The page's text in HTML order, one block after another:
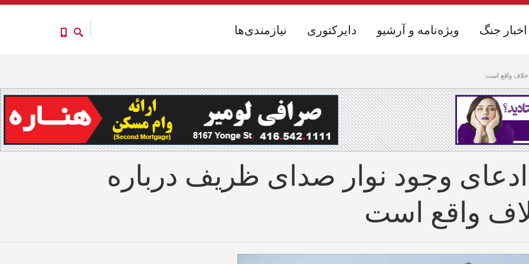
خلاف واقع است
نیازمندی‌ها دایرکتوری ویژه‌نامه و آرشیو اخبار جنگ نیازمندی‌ها دایرکتوری ویژه‌نامه و آرشیو اخبار جنگ
وجود نوار صدای ظریف درباره
واقع است